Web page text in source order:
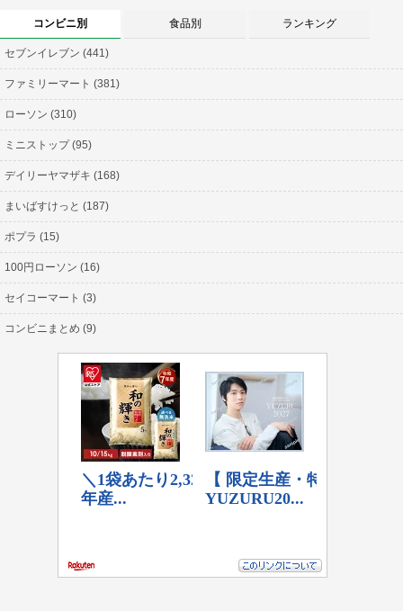
コンビニ別 食品別 ランキング
セブンイレブン (441)
ファミリーマート (381)
ローソン (310)
ミニストップ (95)
デイリーヤマザキ (168)
まいばすけっと (187)
ポプラ (15)
100円ローソン (16)
セイコーマート (3)
コンビニまとめ (9)